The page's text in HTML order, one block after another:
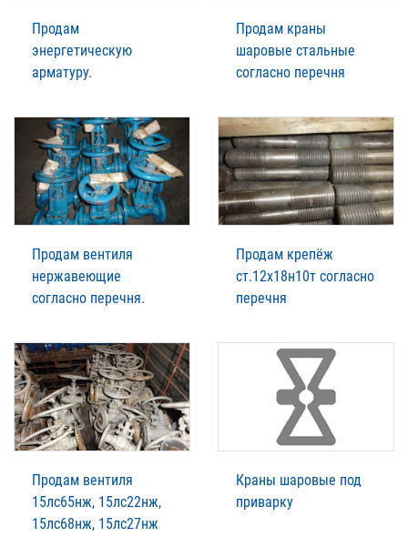
Продам
энергетическую
арматуру.
Продам краны
шаровые стальные
согласно перечня
Продам вентиля
нержавеющие
согласно перечня.
Продам крепёж
ст.12х18н10т согласно
перечня
Продам вентиля
15лс65нж, 15лс22нж,
15лс68нж, 15лс27нж
Краны шаровые под
приварку